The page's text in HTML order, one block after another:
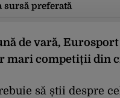
sursă preferată
de vară,
mari competiții din
să știi despre